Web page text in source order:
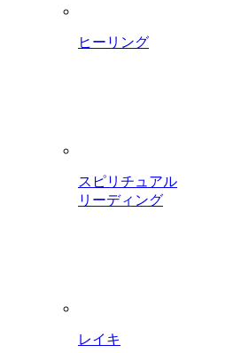
ヒーリング
スピリチュアル
リーディング
レイキ